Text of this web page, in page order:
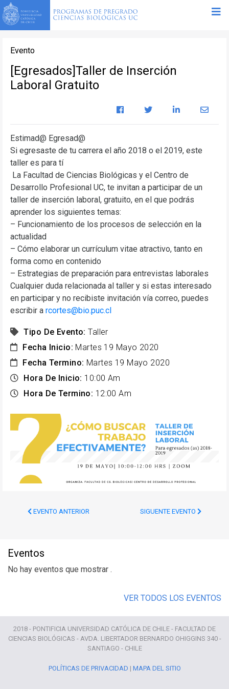
Evento
[Egresados]Taller de Inserción
Laboral Gratuito
Estimad@ Egresad@
Si egresaste de tu carrera el año 2018 o el 2019, este
taller es para tí
La Facultad de Ciencias Biológicas y el Centro de
Desarrollo Profesional UC, te invitan a participar de un
taller de inserción laboral, gratuito, en el que podrás
aprender los siguientes temas:
– Funcionamiento de los procesos de selección en la
actualidad
– Cómo elaborar un currículum vitae atractivo, tanto en
forma como en contenido
– Estrategias de preparación para entrevistas laborales
Cualquier duda relacionada al taller y si estas interesado
en participar y no recibiste invitación vía correo, puedes
escribir a rcortes@bio.puc.cl
Tipo De Evento: Taller
Fecha Inicio: Martes 19 Mayo 2020
Fecha Termino: Martes 19 Mayo 2020
Hora De Inicio: 10:00 Am
Hora De Termino: 12:00 Am
EVENTO ANTERIOR SIGUENTE EVENTO
Eventos
No hay eventos que mostrar .
VER TODOS LOS EVENTOS
2018 - PONTIFICIA UNIVERSIDAD CATÓLICA DE CHILE - FACULTAD DE
CIENCIAS BIOLÓGICAS - AVDA. LIBERTADOR BERNARDO OHIGGINS 340 -
SANTIAGO - CHILE
POLÍTICAS DE PRIVACIDAD | MAPA DEL SITIO